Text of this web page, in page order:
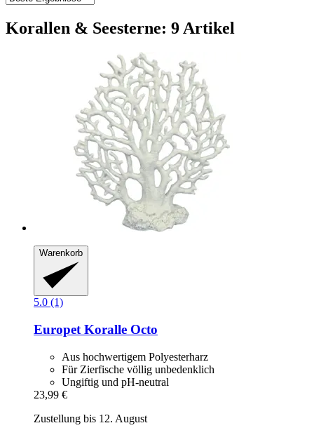
Korallen & Seesterne: 9 Artikel
Warenkorb
5.0 (1)
Europet Koralle Octo
Aus hochwertigem Polyesterharz
Für Zierfische völlig unbedenklich
Ungiftig und pH-neutral
23,99 €
Zustellung bis 12. August